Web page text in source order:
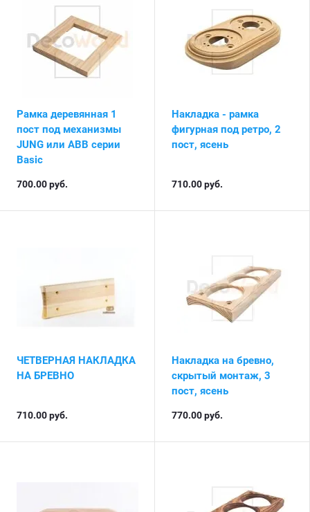
Рамка деревянная 1
пост под механизмы
JUNG или ABB серии
Basic
700.00руб.
Накладка - рамка
фигурная под ретро, 2
пост, ясень
710.00руб.
ЧЕТВЕРНАЯ НАКЛАДКА
НА БРЕВНО
710.00руб.
Накладка на бревно,
скрытый монтаж, 3
пост, ясень
770.00руб.